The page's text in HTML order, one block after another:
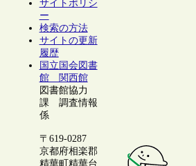
サイトポリシ
ー
検索の方法
サイトの更新
履歴
国立国会図書
館 関西館
図書館協力
課 調査情報
係
〒619-0287
京都府相楽郡
精華町精華台